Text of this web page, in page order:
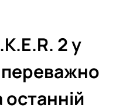
2 у